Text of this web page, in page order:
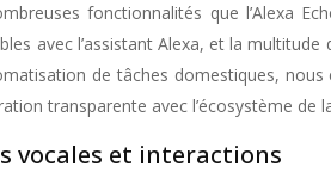
fonctionnalités que l’Alexa
avec l’assistant Alexa, et la
de tâches domestiques,
transparente avec l’écosystème
vocales et interactions